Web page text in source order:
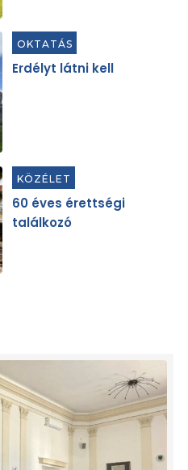
OKTATÁS
Erdélyt látni kell
KÖZÉLET
60 éves érettségi
találkozó